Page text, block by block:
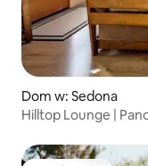
Dom w: Sedona
Hilltop Lounge |